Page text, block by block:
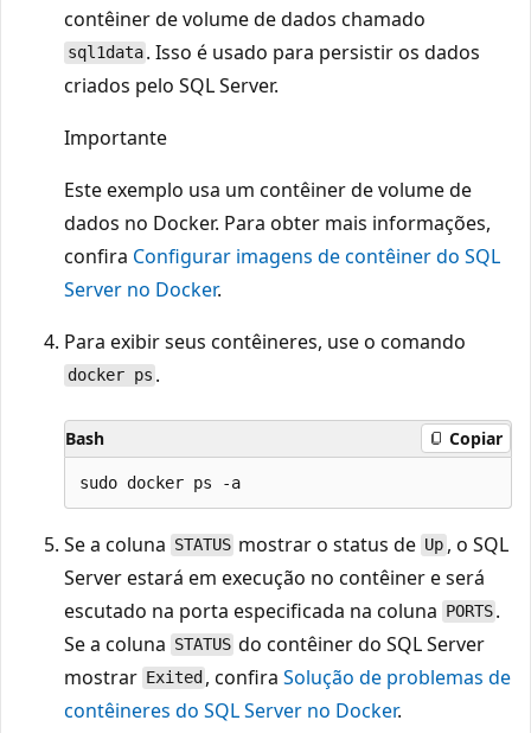
contêiner de volume de dados chamado
sql1data . Isso é usado para persistir os dados
criados pelo SQL Server.
Importante
Este exemplo usa um contêiner de volume de
dados no Docker. Para obter mais informações,
confira Configurar imagens de contêiner do SQL
Server no Docker.
Para exibir seus contêineres, use o comando
docker ps .
Bash Copiar
Se a coluna STATUS mostrar o status de Up, o SQL
Server estará em execução no contêiner e será
escutado na porta especificada na coluna PORTS .
Se a coluna STATUS do contêiner do SQL Server
mostrar Exited , confiraSolução de problemas de
contêineres do SQL Server no Docker.